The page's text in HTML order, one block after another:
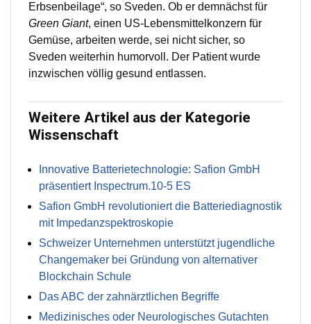
Erbsenbeilage“, so Sveden. Ob er demnächst für
Green Giant, einen US-Lebensmittelkonzern für
Gemüse, arbeiten werde, sei nicht sicher, so
Sveden weiterhin humorvoll. Der Patient wurde
inzwischen völlig gesund entlassen.
Weitere Artikel aus der Kategorie
Wissenschaft
Innovative Batterietechnologie: Safion GmbH
präsentiert Inspectrum.10-5 ES
Safion GmbH revolutioniert die Batteriediagnostik
mit Impedanzspektroskopie
Schweizer Unternehmen unterstützt jugendliche
Changemaker bei Gründung von alternativer
Blockchain Schule
Das ABC der zahnärztlichen Begriffe
Medizinisches oder Neurologisches Gutachten